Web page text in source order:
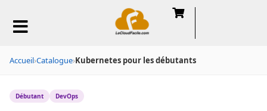
Accueil›Catalogue›Kubernetes pour les débutants
Débutant DevOps